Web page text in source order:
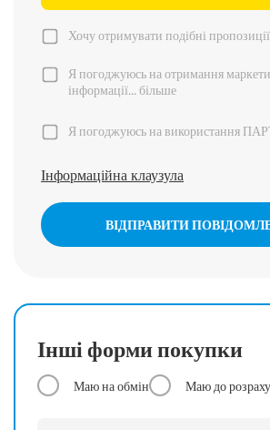
Хочу отримувати подібні
Я погоджуюсь на отримання
інформації...більше
Я погоджуюсь на використання
Інформаційна клаузула
ВІДПРАВИТИ
Інші форми покупки
Маю на обмін Маю до